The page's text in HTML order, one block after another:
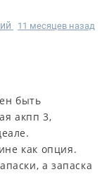
11 месяцев назад
быть
акпп 3,
как опция.
а запаска